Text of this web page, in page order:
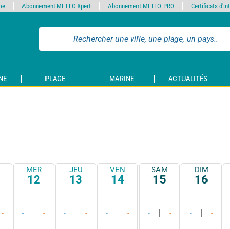
PLAGE MARINE ACTUALITÉS
-
MER
12
- -
JEU
13
- -
VEN
14
- -
SAM
15
- -
DIM
16
- -
Abonnement METEO Xpert Abonnement METEO PRO Certificats